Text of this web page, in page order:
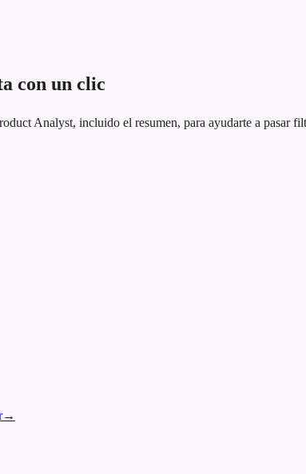
con un clic
Analyst, incluido el resumen, para ayudarte a pasar
→